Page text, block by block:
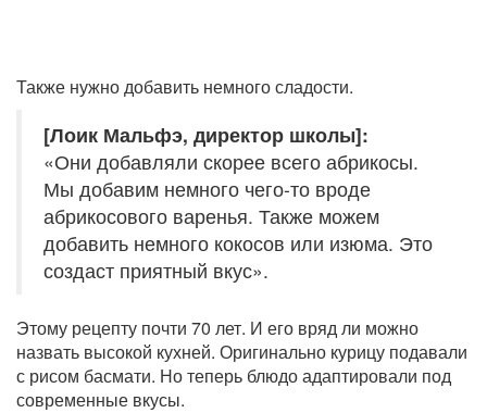
Также нужно добавить немного сладости.
[Лоик Мальфэ, директор школы]:
«Они добавляли скорее всего абрикосы.
Мы добавим немного чего-то вроде
абрикосового варенья. Также можем
добавить немного кокосов или изюма. Это
создаст приятный вкус».
Этому рецепту почти 70 лет. И его вряд ли можно
назвать высокой кухней. Оригинально курицу подавали
с рисом басмати. Но теперь блюдо адаптировали под
современные вкусы.